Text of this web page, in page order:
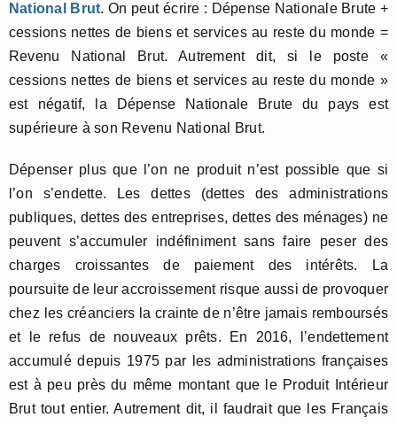
National Brut. On peut écrire : Dépense Nationale Brute +
cessions nettes de biens et services au reste du monde =
Revenu National Brut. Autrement dit, si le poste «
cessions nettes de biens et services au reste du monde »
est négatif, la Dépense Nationale Brute du pays est
supérieure à son Revenu National Brut.
Dépenser plus que l’on ne produit n’est possible que si
l’on s’endette. Les dettes (dettes des administrations
publiques, dettes des entreprises, dettes des ménages) ne
peuvent s’accumuler indéfiniment sans faire peser des
charges croissantes de paiement des intérêts. La
poursuite de leur accroissement risque aussi de provoquer
chez les créanciers la crainte de n’être jamais remboursés
et le refus de nouveaux prêts. En 2016, l’endettement
accumulé depuis 1975 par les administrations françaises
est à peu près du même montant que le Produit Intérieur
Brut tout entier. Autrement dit, il faudrait que les Français